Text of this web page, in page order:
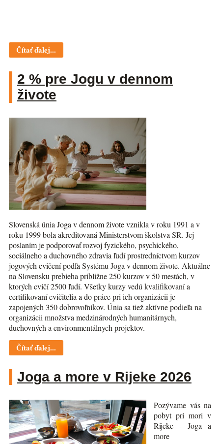
Čítať ďalej...
2 % pre Jogu v dennom
živote
Slovenská únia Joga v dennom živote vznikla v roku 1991 a v
roku 1999 bola akreditovaná Ministerstvom školstva SR. Jej
poslaním je podporovať rozvoj fyzického, psychického,
sociálneho a duchovného zdravia ľudí prostredníctvom kurzov
jogových cvičení podľa Systému Joga v dennom živote. Aktuálne
na Slovensku prebieha približne 250 kurzov v 50 mestách, v
ktorých cvičí 2500 ľudí. Všetky kurzy vedú kvalifikovaní a
certifikovaní cvičitelia a do práce pri ich organizácii je
zapojených 350 dobrovoľníkov. Únia sa tiež aktívne podieľa na
organizácii množstva medzinárodných humanitárnych,
duchovných a environmentálnych projektov.
Čítať ďalej...
Joga a more v Rijeke 2026
Pozývame vás na
pobyt pri mori v
Rijeke - Joga a
more